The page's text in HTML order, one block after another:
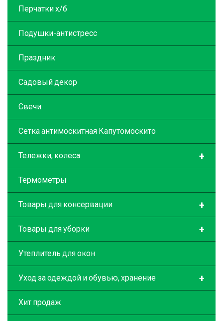
Перчатки х/б
Подушки-антистресс
Праздник
Садовый декор
Свечи
Сетка антимоскитная Капутомоскито
+
Тележки, колеса
Термометры
+
Товары для консервации
+
Товары для уборки
Утеплитель для окон
+
Уход за одеждой и обувью, хранение
Хит продаж